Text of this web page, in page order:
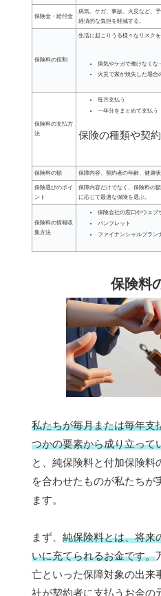
保険金・給付金
病気、ケガ、事故、火災など、
経済的な負担を軽減する。
保険料の役割
生活に起こりうる様々なリスク
病気やケガで働けなくな
火災で家が焼失した場合
保険料の支払方
法
毎月支払う
一年分をまとめて支払う
保険の種類や契
保険料の額 保障内容、契約者の年齢、健康
保険選びのポイ
ント
保障内容だけでなく、保険料の
に応じて最適な保険を選ぶ。
保険料の情報収
集方法
保険会社の窓口やウェブ
パンフレット
ファイナンシャルプラン
保険料
私たちが毎月または毎年支
つかの要素から成り立って
と、純保険料と付加保険料
を合わせたものが私たちが
ます。
まず、 純保険料とは、将来
いに充てられるお金です。
亡といった保障対象の出来
社が契約者に支払うお金の